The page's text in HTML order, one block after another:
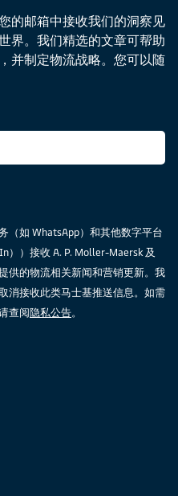
的邮箱中接收我们的洞察见
界。我们精选的文章可帮助
并制定物流战略。您可以随
（如 WhatsApp）和其他数字平台
））接收 A. P. Moller-Maersk 及
供的物流相关新闻和营销更新。我
消接收此类马士基推送信息。如需
查阅隐私公告。